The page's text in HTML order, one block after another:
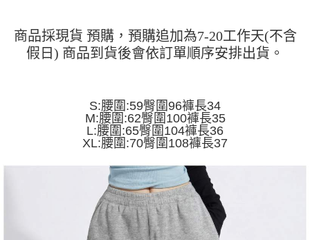
2.透過簡訊連結打開帳單後，可選擇「超商條碼／台灣大直營門市／銀行轉
帳／街口支付／iPASS MONEY」等通路繳費。
買賣價金債權讓與本公司後，依約使用本公司帳單繳交帳款。
2.基於同意付款使用「大哥付你分期」之契約關係目的，商店將以您的個人
資料（包含姓名、電話或地址）提供予台灣大哥大進項蒐集、處理及利用，
由本公司與您本人進行分期帳單所需資料之確認、核對及更正。
結帳頁面，進行簡訊認證並確認金額後，即可完成結帳。
２．訂單成立數日內，您將收到繳費通知簡訊。
３．收到繳費通知簡訊後14天內，點擊此簡訊中的連結，可透過四大超商／
後付繳納相關費用。
※ 交易是否成功請以「AFTEE先享後付 」之結帳頁面顯示為準，若有關於
是否繳費成功／繳費後需取消欲退款等相關疑問，請聯繫「AFTEE先享後付
https://netprotections.freshdesk.com/support/home
１．透過由恩沛科技股份有限公司提供之「AFTEE先享後付」服務完成之交
易，需依本服務之必要範圍內提供個人資料，並將交易相關給付款項請求債
權轉讓予恩沛科技股份有限公司。
２．關於個人資料處理事宜，請瀏覽以下網址：
https://aftee.tw/terms/#terms3
付款 後全家取貨
每筆NT$45
每筆NT$45，滿NT$499(含以上)免運費
宅配
每筆NT$70，滿NT$499(含以上)免運費
商品採現貨 預購，預購追加為7-20工作天(不含
假日) 商品到貨後會依訂單順序安排出貨。
S:腰圍:59臀圍96褲長34
M:腰圍:62臀圍100褲長35
L:腰圍:65臀圍104褲長36
XL:腰圍:70臀圍108褲長37